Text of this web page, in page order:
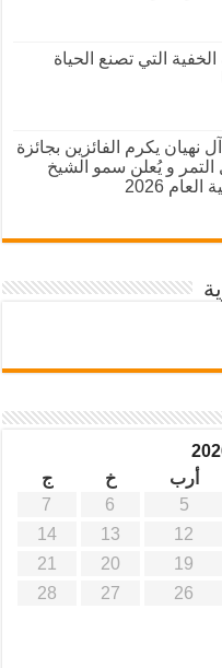
التي تصنع الحياة
نهيان يكرم الفائزين بجائزة
التمر و يُعلن سمو الشيخ
2026
أرب خ
ج
5
6
7
12
13
14
19
20
21
26
27
28